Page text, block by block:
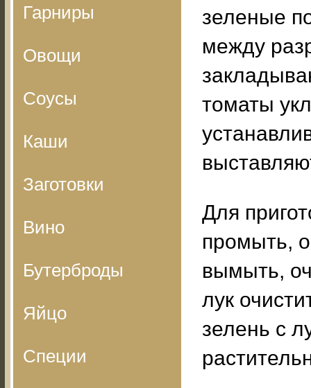
Гарниры
Овощи
Соусы
Каши
Заготовки
Вино
Бутерброды
Яйцо
Специи
зеленые
между
томаты
Для
промыть,
вымыть,
лук
зелень с